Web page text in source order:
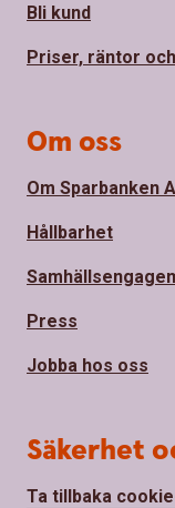
Bli kund
Priser, räntor
Om oss
Om Sparbanken
Hållbarhet
Press
Jobba hos oss
Säkerhet
Ta tillbaka